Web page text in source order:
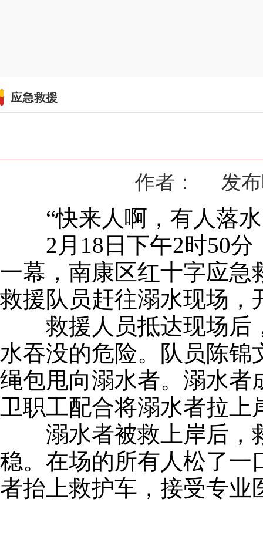
应急救援
作者： 发布
“快来人啊，有人落水
2月18日下午2时50分
一幕，南康区红十字应急
救援队员赶往溺水现场，
救援人员抵达现场后，
水吞没的危险。队员陈
绳包甩向溺水者。溺水
卫职工配合将溺水者拉上
溺水者被救上岸后，救
稳。在场的所有人松了一
者抬上救护车，接受专业